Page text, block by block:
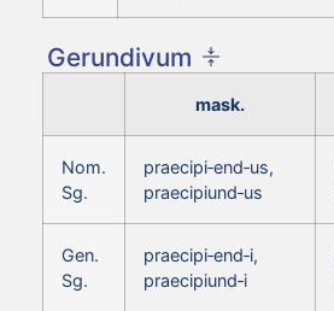
Gerundivum
mask.
Nom.
Sg.
praecipi‑end‑us,
praecipiund‑us
Gen.
Sg.
praecipi‑end‑i,
praecipiund‑i